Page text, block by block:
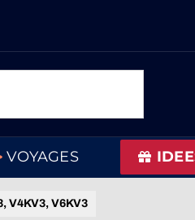
VOYAGES
V4KV3, V6KV3